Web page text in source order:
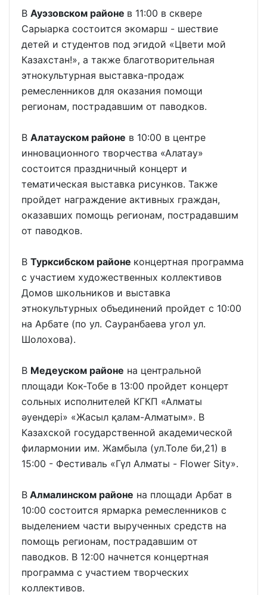
В Ауэзовском районе в 11:00 в сквере
Сарыарка состоится экомарш - шествие
детей и студентов под эгидой «Цвети мой
Казахстан!», а также благотворительная
этнокультурная выставка-продаж
ремесленников для оказания помощи
регионам, пострадавшим от паводков.
В Алатауском районе в 10:00 в центре
инновационного творчества «Алатау»
состоится праздничный концерт и
тематическая выставка рисунков. Также
пройдет награждение активных граждан,
оказавших помощь регионам, пострадавшим
от паводков.
В Турксибском районе концертная программа
с участием художественных коллективов
Домов школьников и выставка
этнокультурных объединений пройдет с 10:00
на Арбате (по ул. Сауранбаева угол ул.
Шолохова).
В Медеуском районе на центральной
площади Кок-Тобе в 13:00 пройдет концерт
сольных исполнителей КГКП «Алматы
әуендері» «Жасыл қалам-Алматым». В
Казахской государственной академической
филармонии им. Жамбыла (ул.Толе би,21) в
15:00 - Фестиваль «Гүл Алматы - Flower Sity».
В Алмалинском районе на площади Арбат в
10:00 состоится ярмарка ремесленников с
выделением части вырученных средств на
помощь регионам, пострадавшим от
паводков. В 12:00 начнется концертная
программа с участием творческих
коллективов.